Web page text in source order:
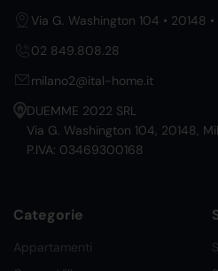
Via G. Washington 104 • 20148
02 849.808.28
milano2@ital-home.it
DUEMME 2022 SRL
Via G. Washington 104, 20148,
P.IVA: 03469300168
Categorie
Appartamenti